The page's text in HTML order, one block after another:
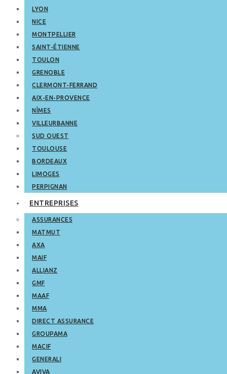
LYON
NICE
MONTPELLIER
SAINT-ÉTIENNE
TOULON
GRENOBLE
CLERMONT-FERRAND
AIX-EN-PROVENCE
NÎMES
VILLEURBANNE
SUD OUEST
TOULOUSE
BORDEAUX
LIMOGES
PERPIGNAN
ENTREPRISES
ASSURANCES
MATMUT
AXA
MAIF
ALLIANZ
GMF
MAAF
MMA
DIRECT ASSURANCE
GROUPAMA
MACIF
GENERALI
AVIVA